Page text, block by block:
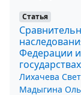
Статья
Федерации
Лихачева
Мадыгина